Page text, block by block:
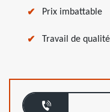
Prix imbattable
Travail de qualité